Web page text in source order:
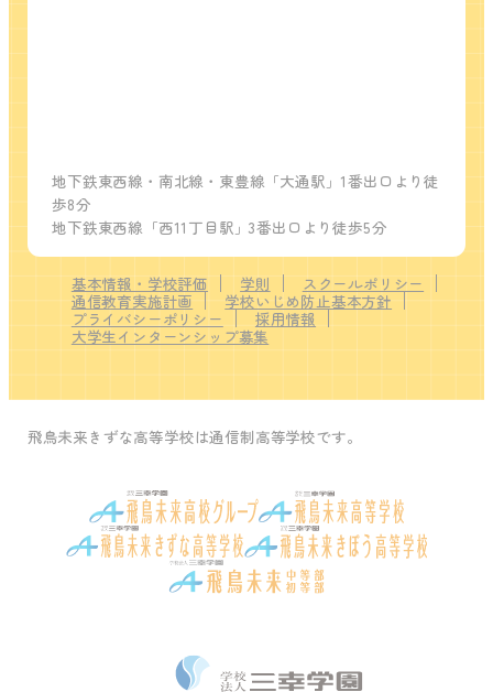
地下鉄東西線・南北線・東豊線「大通駅」1番出口より徒
歩8分
地下鉄東西線「西11丁目駅」3番出口より徒歩5分
基本情報・学校評価 学則
スクールポリシー
通信教育実施計画
学校いじめ防止基本方針
プライバシーポリシー
採用情報
大学生インターンシップ募集
飛鳥未来きずな高等学校は通信制高等学校です。